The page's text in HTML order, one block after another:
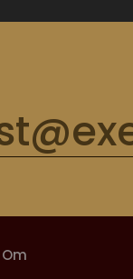
Om